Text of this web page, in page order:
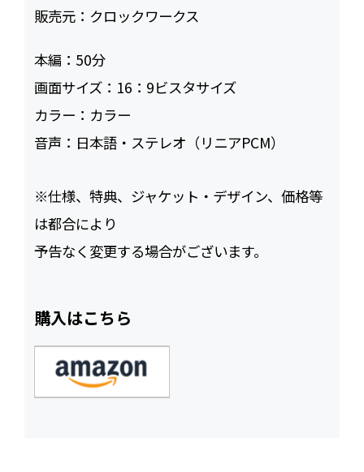
販売元： クロックワークス
本編： 50
画面サイズ： 16：9ビスタサイズ
カラー： カラー
音声： 日本語・ステレオ（リニアPCM）
※仕様、特典、ジャケット・デザイン、価格等
は都合により
予告なく変更する場合がございます。
購入はこちら